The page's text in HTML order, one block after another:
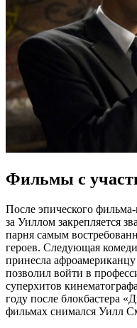
Фильмы с
После эпического
за Уиллом закрепляется
парня самым
героев. Следующая
принесла
позволил войти в
суперхитов
году после блокбастера
фильмах снимался Уилл